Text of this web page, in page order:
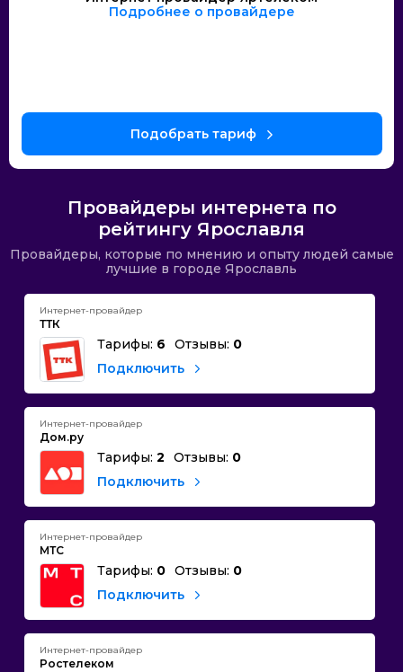
Подробнее о провайдере
Провайдеры интернета по
рейтингу Ярославля
Провайдеры, которые по мнению и опыту людей самые
лучшие в городе Ярославль
Интернет-провайдер
ТТК
Тарифы: 6 Отзывы: 0
Подключить
Интернет-провайдер
Дом.ру
Тарифы: 2 Отзывы: 0
Подключить
Интернет-провайдер
МТС
Тарифы: 0 Отзывы: 0
Подключить
Интернет-провайдер
Ростелеком